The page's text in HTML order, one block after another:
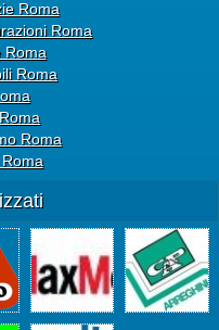
Roma
Roma
Roma
Roma
Roma